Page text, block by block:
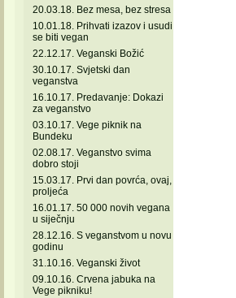
20.03.18. Bez mesa, bez stresa
10.01.18. Prihvati izazov i usudi
se biti vegan
22.12.17. Veganski Božić
30.10.17. Svjetski dan
veganstva
16.10.17. Predavanje: Dokazi
za veganstvo
03.10.17. Vege piknik na
Bundeku
02.08.17. Veganstvo svima
dobro stoji
15.03.17. Prvi dan povrća, ovaj,
proljeća
16.01.17. 50 000 novih vegana
u siječnju
28.12.16. S veganstvom u novu
godinu
31.10.16. Veganski život
09.10.16. Crvena jabuka na
Vege pikniku!